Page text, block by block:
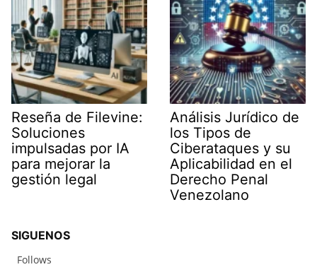
Reseña de Filevine:
Soluciones
impulsadas por IA
para mejorar la
gestión legal
Análisis Jurídico de
los Tipos de
Ciberataques y su
Aplicabilidad en el
Derecho Penal
Venezolano
SIGUENOS
Follows